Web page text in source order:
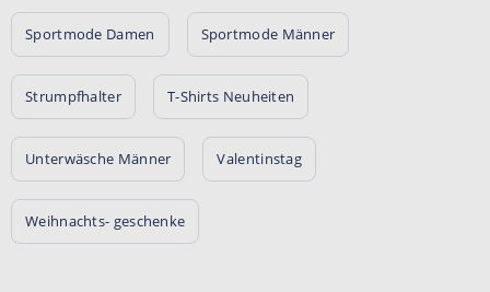
Sportmode Damen Sportmode Männer
Strumpfhalter T-Shirts Neuheiten
Unterwäsche Männer Valentinstag
Weihnachts- geschenke